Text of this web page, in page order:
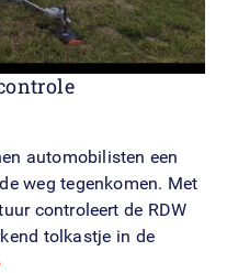
automobilisten een
weg tegenkomen. Met
controleert de RDW
tolkastje in de